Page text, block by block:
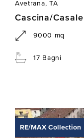
Avetrana, TA
Cascina/Casale
9000 mq
17 Bagni
RE/MAX Collection